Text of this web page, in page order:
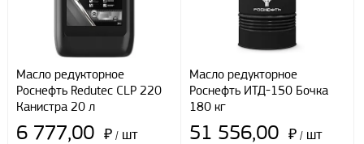
Масло редукторное
Роснефть Redutec CLP 220
Канистра 20 л
6 777,00 ₽ / шт
Масло редукторное
Роснефть ИТД-150 Бочка
180 кг
51 556,00 ₽ / шт